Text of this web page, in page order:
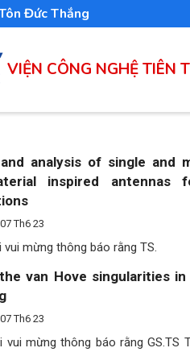
Đức Thắng
VIỆN CÔNG NGHỆ TIÊN
and analysis of single and
inspired antennas
07 Th6 23
vui mừng thông báo rằng TS.
van Hove singularities in
07 Th6 23
vui mừng thông báo rằng GS.TS